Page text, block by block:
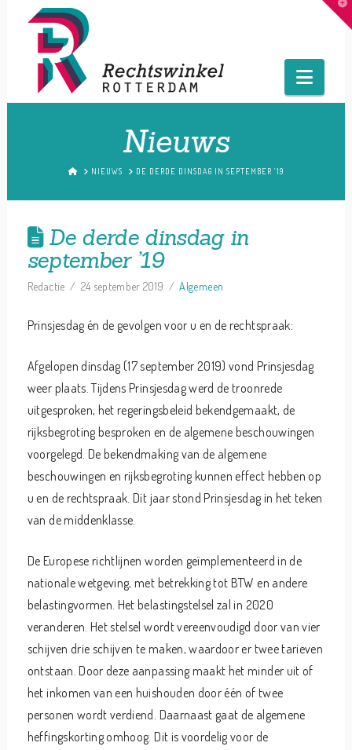
Nieuws
HOMENIEUWS DE DERDE DINSDAG IN SEPTEMBER ’19
De derde dinsdag in
september ’19
Redactie 24 september 2019 Algemeen
Prinsjesdag én de gevolgen voor u en de rechtspraak:
Afgelopen dinsdag (17 september 2019) vond Prinsjesdag
weer plaats. Tijdens Prinsjesdag werd de troonrede
uitgesproken, het regeringsbeleid bekendgemaakt, de
rijksbegroting besproken en de algemene beschouwingen
voorgelegd. De bekendmaking van de algemene
beschouwingen en rijksbegroting kunnen effect hebben op
u en de rechtspraak. Dit jaar stond Prinsjesdag in het teken
van de middenklasse.
De Europese richtlijnen worden geïmplementeerd in de
nationale wetgeving, met betrekking tot BTW en andere
belastingvormen. Het belastingstelsel zal in 2020
veranderen. Het stelsel wordt vereenvoudigd door van vier
schijven drie schijven te maken, waardoor er twee tarieven
ontstaan. Door deze aanpassing maakt het minder uit of
het inkomen van een huishouden door één of twee
personen wordt verdiend. Daarnaast gaat de algemene
heffingskorting omhoog. Dit is voordelig voor de